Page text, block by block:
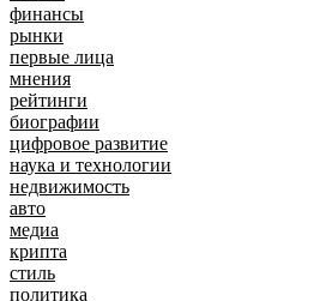
финансы
рынки
первые лица
мнения
рейтинги
биографии
цифровое развитие
наука и технологии
недвижимость
авто
медиа
крипта
стиль
политика